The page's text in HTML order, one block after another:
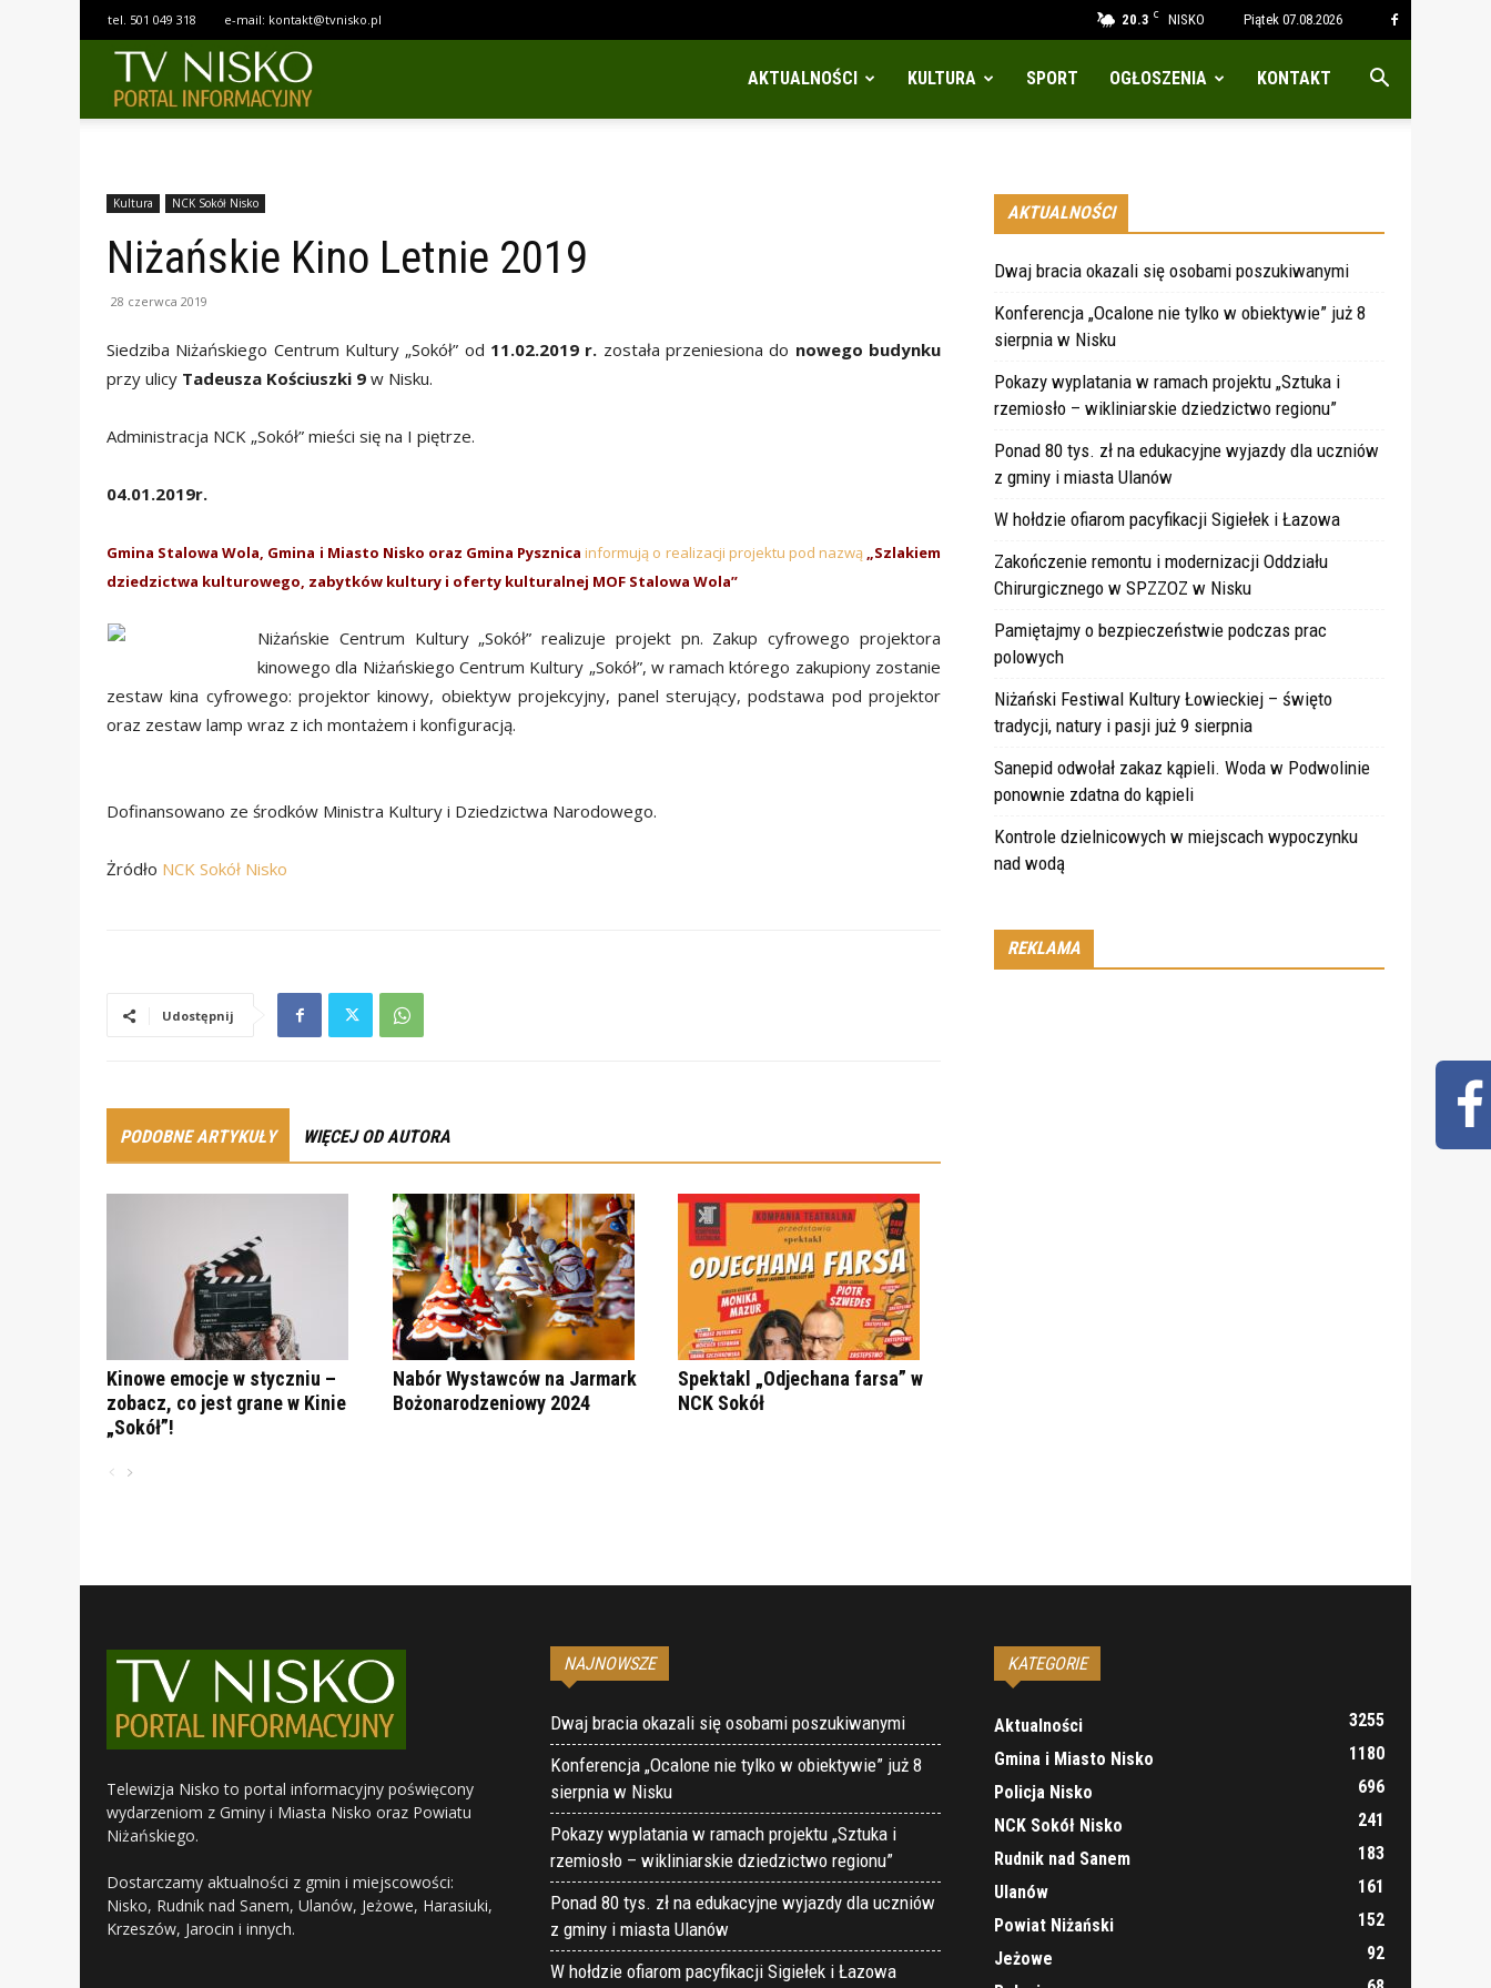
20.3 C NISKO Piątek 07.08.2026
tel. 501 049 318 e-mail: kontakt@tvnisko.pl
AKTUALNOŚCI KULTURA SPORT OGŁOSZENIA KONTAKT
Kultura NCK Sokół Nisko
Niżańskie Kino Letnie 2019
28 czerwca 2019
Siedziba Niżańskiego Centrum Kultury „Sokół” od 11.02.2019 r. została przeniesiona do nowego budynku
przy ulicy Tadeusza Kościuszki 9 w Nisku.
Administracja NCK „Sokół” mieści się na I piętrze.
04.01.2019r.
Gmina Stalowa Wola, Gmina i Miasto Nisko oraz Gmina Pysznica informują o realizacji projektu pod nazwą „Szlakiem
dziedzictwa kulturowego, zabytków kultury i oferty kulturalnej MOF Stalowa Wola”
Niżańskie Centrum Kultury „Sokół” realizuje projekt pn. Zakup cyfrowego projektora
kinowego dla Niżańskiego Centrum Kultury „Sokół”, w ramach którego zakupiony zostanie
zestaw kina cyfrowego: projektor kinowy, obiektyw projekcyjny, panel sterujący, podstawa pod projektor
oraz zestaw lamp wraz z ich montażem i konfiguracją.
Dofinansowano ze środków Ministra Kultury i Dziedzictwa Narodowego.
Żródło NCK Sokół Nisko
Udostępnij
PODOBNE ARTYKUŁY WIĘCEJ OD AUTORA
Kinowe emocje w styczniu –
zobacz, co jest grane w Kinie
„Sokół”!
Nabór Wystawców na Jarmark
Bożonarodzeniowy 2024
Spektakl „Odjechana farsa” w
NCK Sokół
AKTUALNOŚCI
Dwaj bracia okazali się osobami poszukiwanymi
Konferencja „Ocalone nie tylko w obiektywie” już 8
sierpnia w Nisku
Pokazy wyplatania w ramach projektu „Sztuka i
rzemiosło – wikliniarskie dziedzictwo regionu”
Ponad 80 tys. zł na edukacyjne wyjazdy dla uczniów
z gminy i miasta Ulanów
W hołdzie ofiarom pacyfikacji Sigiełek i Łazowa
Zakończenie remontu i modernizacji Oddziału
Chirurgicznego w SPZZOZ w Nisku
Pamiętajmy o bezpieczeństwie podczas prac
polowych
Niżański Festiwal Kultury Łowieckiej – święto
tradycji, natury i pasji już 9 sierpnia
Sanepid odwołał zakaz kąpieli. Woda w Podwolinie
ponownie zdatna do kąpieli
Kontrole dzielnicowych w miejscach wypoczynku
nad wodą
REKLAMA
Telewizja Nisko to portal informacyjny poświęcony
wydarzeniom z Gminy i Miasta Nisko oraz Powiatu
Niżańskiego.
Dostarczamy aktualności z gmin i miejscowości:
Nisko, Rudnik nad Sanem, Ulanów, Jeżowe, Harasiuki,
Krzeszów, Jarocin i innych.
NAJNOWSZE
Dwaj bracia okazali się osobami poszukiwanymi
Konferencja „Ocalone nie tylko w obiektywie” już 8
sierpnia w Nisku
Pokazy wyplatania w ramach projektu „Sztuka i
rzemiosło – wikliniarskie dziedzictwo regionu”
Ponad 80 tys. zł na edukacyjne wyjazdy dla uczniów
z gminy i miasta Ulanów
W hołdzie ofiarom pacyfikacji Sigiełek i Łazowa
KATEGORIE
Aktualności
3255
Gmina i Miasto Nisko
1180
Policja Nisko
696
NCK Sokół Nisko
241
Rudnik nad Sanem
183
Ulanów
161
Powiat Niżański
152
Jeżowe
92